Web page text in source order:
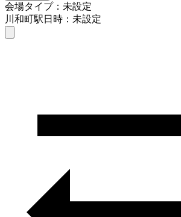
会場タイプ：未設定
川和町駅日時：未設定